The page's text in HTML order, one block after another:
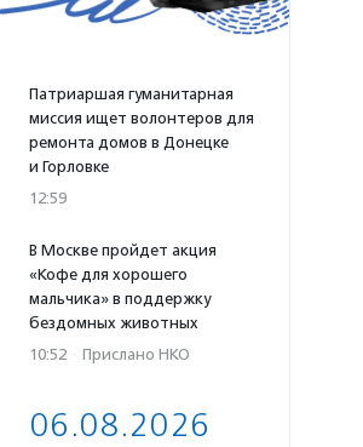
Патриаршая гуманитарная
миссия ищет волонтеров для
ремонта домов в Донецке
и Горловке
12:59
В Москве пройдет акция
«Кофе для хорошего
мальчика» в поддержку
бездомных животных
10:52 · Прислано НКО
06.08.2026